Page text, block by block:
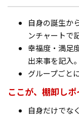
自身の誕生か
ンチャートで
幸福度・満足
出来事を記入。
グループごと
ここが、棚卸しポ
自身だけでな